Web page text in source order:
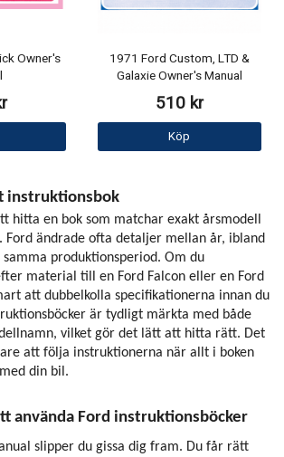
Owner's
1971 Ford Custom, LTD &
Galaxie Owner's Manual
510 kr
Köp
instruktionsbok
hitta en bok som matchar exakt årsmodell
Ford ändrade ofta detaljer mellan år, ibland
produktionsperiod. Om du
material till en Ford Falcon eller en Ford
att dubbelkolla specifikationerna innan du
är tydligt märkta med både
vilket gör det lätt att hitta rätt. Det
att följa instruktionerna när allt i boken
din bil.
använda Ford instruktionsböcker
slipper du gissa dig fram. Du får rätt